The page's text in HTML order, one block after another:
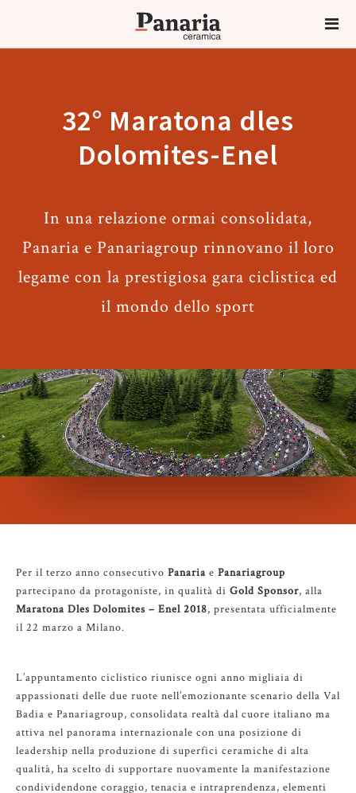
32° Maratona dles
Dolomites-Enel
In una relazione ormai consolidata,
Panaria e Panariagroup rinnovano il loro
legame con la prestigiosa gara ciclistica ed
il mondo dello sport
Per il terzo anno consecutivo Panaria e Panariagroup
partecipano da protagoniste, in qualità di Gold Sponsor, alla
Maratona Dles Dolomites – Enel 2018, presentata ufficialmente
il 22 marzo a Milano.
L’appuntamento ciclistico riunisce ogni anno migliaia di
appassionati delle due ruote nell’emozionante scenario della Val
Badia e Panariagroup, consolidata realtà dal cuore italiano ma
attiva nel panorama internazionale con una posizione di
leadership nella produzione di superfici ceramiche di alta
qualità, ha scelto di supportare nuovamente la manifestazione
condividendone coraggio, tenacia e intraprendenza, elementi